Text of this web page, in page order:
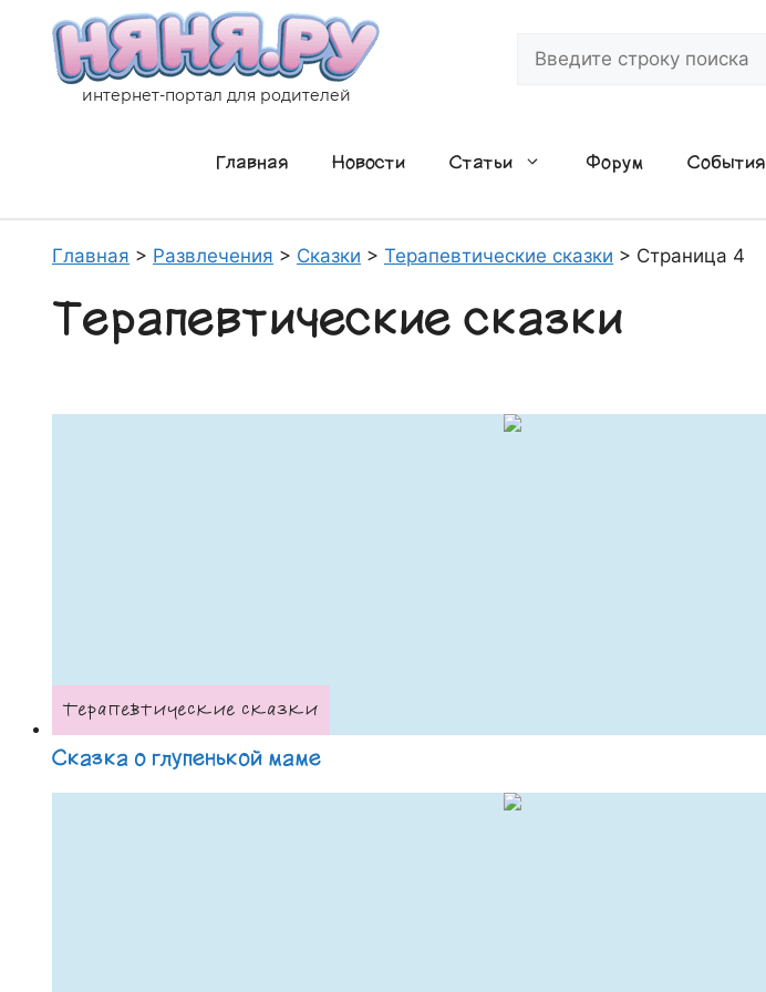
содержимому
интернет-портал для родителей
Главная Новости Статьи Форум События
Главная > Развлечения > Сказки > Терапевтические сказки > Страница 4
Терапевтические сказки
Терапевтические сказки
Сказка о глупенькой маме